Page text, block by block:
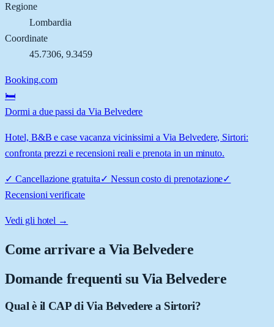
Regione
Lombardia
Coordinate
45.7306, 9.3459
Booking.com
🛏️
Dormi a due passi da Via Belvedere
Hotel, B&B e case vacanza vicinissimi a Via Belvedere, Sirtori:
confronta prezzi e recensioni reali e prenota in un minuto.
✓ Cancellazione gratuita✓ Nessun costo di prenotazione✓
Recensioni verificate
Vedi gli hotel →
Come arrivare aVia Belvedere
Domande frequenti su Via Belvedere
Qual è il CAP di Via Belvedere a Sirtori?